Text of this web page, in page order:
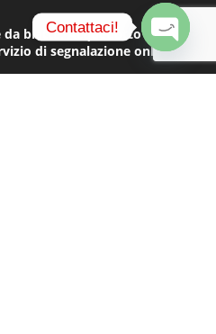
blatte, Acquedotto Pugliese
di segnalazione online
Contattaci!
O